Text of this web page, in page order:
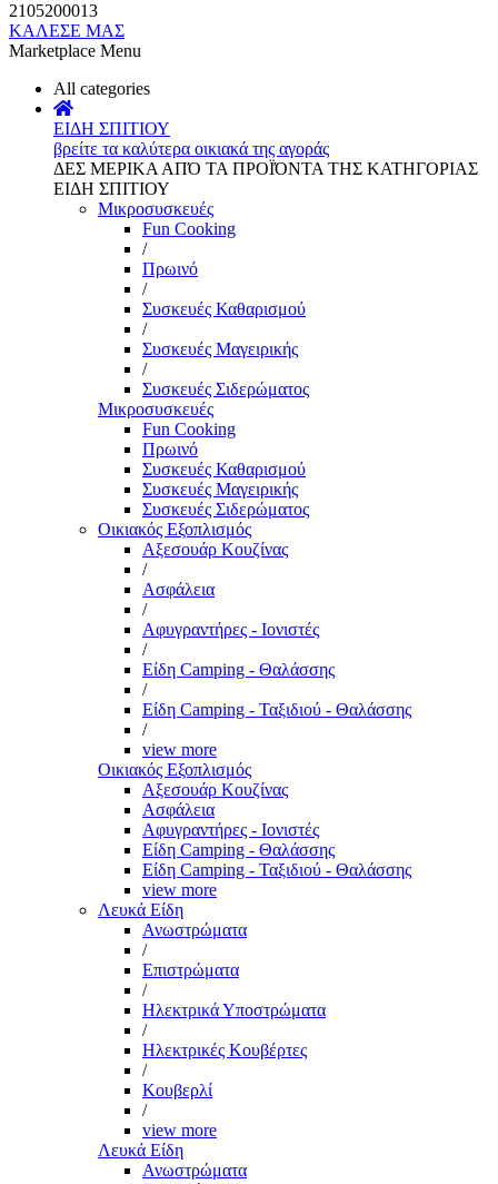
2105200013
ΚΑΛΕΣΕ ΜΑΣ
Marketplace Menu
All categories
ΕΙΔΗ ΣΠΙΤΙΟΥ
βρείτε τα καλύτερα οικιακά της αγοράς
ΔΕΣ ΜΕΡΙΚΑ ΑΠΌ ΤΑ ΠΡΟΪΌΝΤΑ ΤΗΣ ΚΑΤΗΓΟΡΙΑΣ
ΕΙΔΗ ΣΠΙΤΙΟΥ
Μικροσυσκευές
Fun Cooking
/
Πρωινό
/
Συσκευές Καθαρισμού
/
Συσκευές Μαγειρικής
/
Συσκευές Σιδερώματος
Μικροσυσκευές
Fun Cooking
Πρωινό
Συσκευές Καθαρισμού
Συσκευές Μαγειρικής
Συσκευές Σιδερώματος
Οικιακός Εξοπλισμός
Αξεσουάρ Κουζίνας
/
Ασφάλεια
/
Αφυγραντήρες - Ιονιστές
/
Είδη Camping - Θαλάσσης
/
Είδη Camping - Ταξιδιού - Θαλάσσης
/
view more
Οικιακός Εξοπλισμός
Αξεσουάρ Κουζίνας
Ασφάλεια
Αφυγραντήρες - Ιονιστές
Είδη Camping - Θαλάσσης
Είδη Camping - Ταξιδιού - Θαλάσσης
view more
Λευκά Είδη
Ανωστρώματα
/
Επιστρώματα
/
Ηλεκτρικά Υποστρώματα
/
Ηλεκτρικές Κουβέρτες
/
Κουβερλί
/
view more
Λευκά Είδη
Ανωστρώματα